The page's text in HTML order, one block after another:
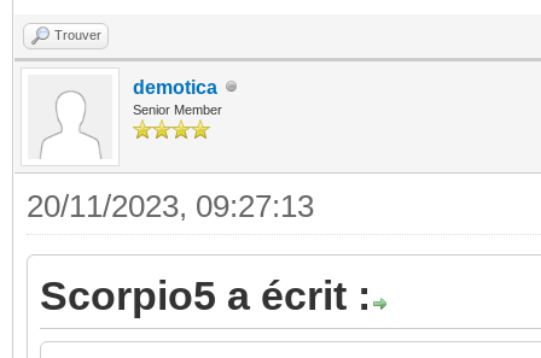
Trouver
demotica
Senior Member
20/11/2023, 09:27:13
Scorpio5 a écrit :